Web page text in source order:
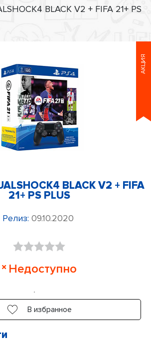
BLACK V2 + FIFA 21+ PS
АКЦИЯ
BLACK V2 + FIFA
21+ PS PLUS
Релиз: 09.10.2020
5
Недоступно
В избранное